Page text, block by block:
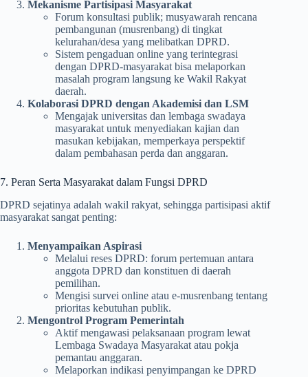
Mekanisme Partisipasi Masyarakat
Forum konsultasi publik; musyawarah rencana
pembangunan (musrenbang) di tingkat
kelurahan/desa yang melibatkan DPRD.
Sistem pengaduan online yang terintegrasi
dengan DPRD-masyarakat bisa melaporkan
masalah program langsung ke Wakil Rakyat
daerah.
Kolaborasi DPRD dengan Akademisi dan LSM
Mengajak universitas dan lembaga swadaya
masyarakat untuk menyediakan kajian dan
masukan kebijakan, memperkaya perspektif
dalam pembahasan perda dan anggaran.
7. Peran Serta Masyarakat dalam Fungsi DPRD
DPRD sejatinya adalah wakil rakyat, sehingga partisipasi aktif
masyarakat sangat penting:
Menyampaikan Aspirasi
Melalui reses DPRD: forum pertemuan antara
anggota DPRD dan konstituen di daerah
pemilihan.
Mengisi survei online atau e-musrenbang tentang
prioritas kebutuhan publik.
Mengontrol Program Pemerintah
Aktif mengawasi pelaksanaan program lewat
Lembaga Swadaya Masyarakat atau pokja
pemantau anggaran.
Melaporkan indikasi penyimpangan ke DPRD